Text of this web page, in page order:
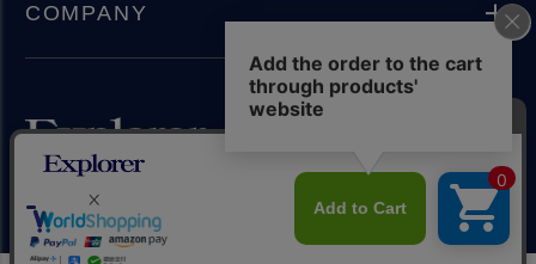
COMPANY
Copyright(C) 2024 Explorer Inc. All rights reserved.